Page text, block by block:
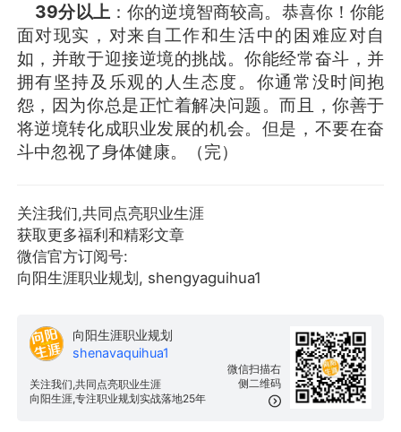
39分以上：你的逆境智商较高。恭喜你！你能
面对现实，对来自工作和生活中的困难应对自
如，并敢于迎接逆境的挑战。你能经常奋斗，并
拥有坚持及乐观的人生态度。你通常没时间抱
怨，因为你总是正忙着解决问题。而且，你善于
将逆境转化成职业发展的机会。但是，不要在奋
斗中忽视了身体健康。（完）
关注我们,共同点亮职业生涯
获取更多福利和精彩文章
微信官方订阅号:
向阳生涯职业规划, shengyaguihua1
微信扫描右
侧二维码
向阳生涯职业规划
shenavaquihua1
关注我们,共同点亮职业生涯
向阳生涯,专注职业规划实战落地25年